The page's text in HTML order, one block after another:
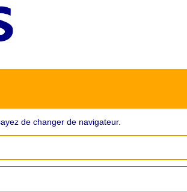
de changer de navigateur.